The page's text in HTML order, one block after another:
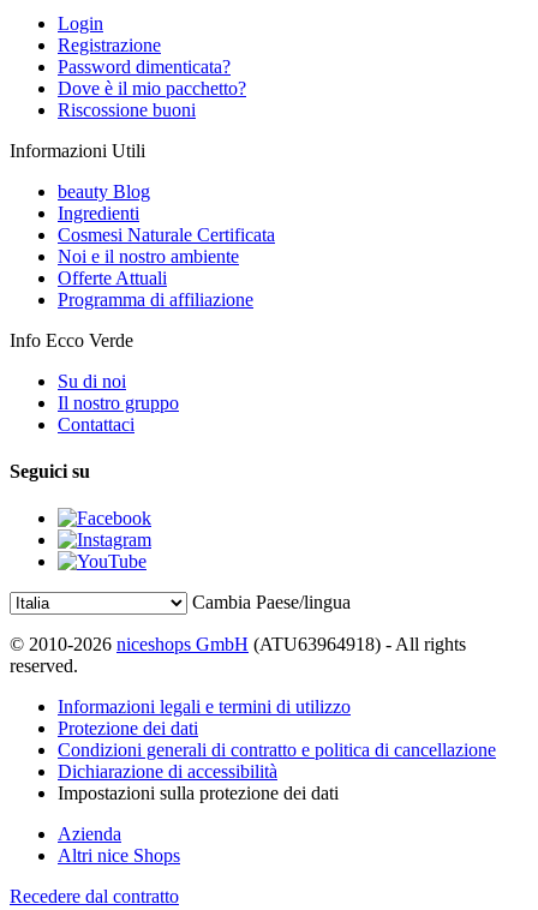
Login
Registrazione
Password dimenticata?
Dove è il mio pacchetto?
Riscossione buoni
Informazioni Utili
beauty Blog
Ingredienti
Cosmesi Naturale Certificata
Noi e il nostro ambiente
Offerte Attuali
Programma di affiliazione
Info Ecco Verde
Su di noi
Il nostro gruppo
Contattaci
Seguici su
Cambia Paese/lingua
© 2010-2026 niceshops GmbH (ATU63964918) - All rights
reserved.
Informazioni legali e termini di utilizzo
Protezione dei dati
Condizioni generali di contratto e politica di cancellazione
Dichiarazione di accessibilità
Impostazioni sulla protezione dei dati
Azienda
Altri nice Shops
Recedere dal contratto